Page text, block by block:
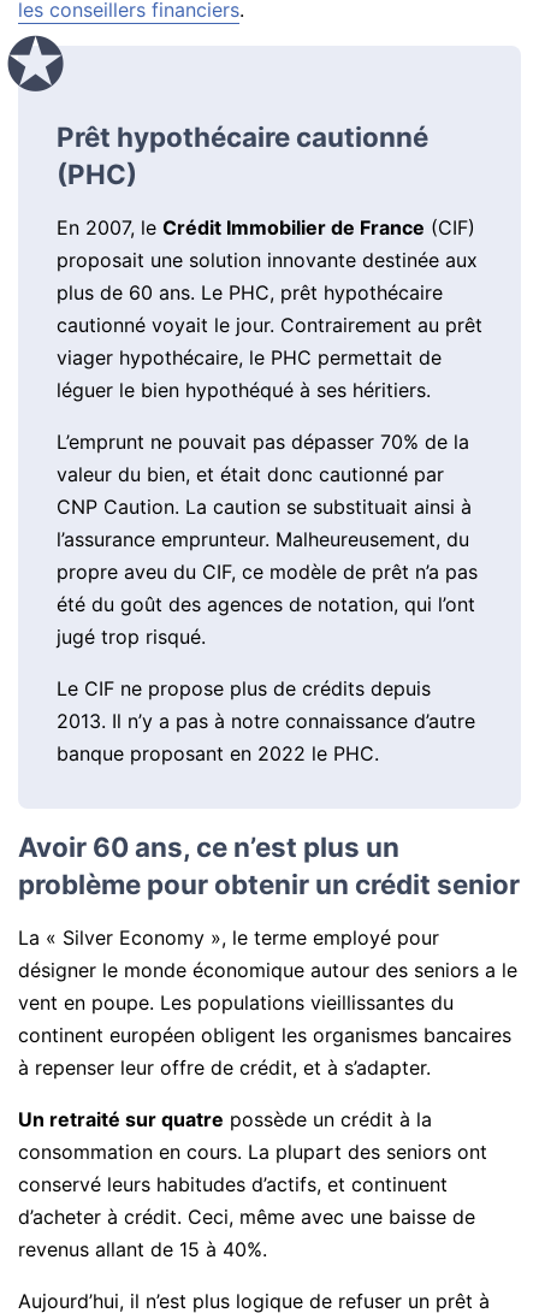
les conseillers financiers.
Prêt hypothécaire cautionné
(PHC)
En 2007, le Crédit Immobilier de France (CIF)
proposait une solution innovante destinée aux
plus de 60 ans. Le PHC, prêt hypothécaire
cautionné voyait le jour. Contrairement au prêt
viager hypothécaire, le PHC permettait de
léguer le bien hypothéqué à ses héritiers.
L’emprunt ne pouvait pas dépasser 70% de la
valeur du bien, et était donc cautionné par
CNP Caution. La caution se substituait ainsi à
l’assurance emprunteur. Malheureusement, du
propre aveu du CIF, ce modèle de prêt n’a pas
été du goût des agences de notation, qui l’ont
jugé trop risqué.
Le CIF ne propose plus de crédits depuis
2013. Il n’y a pas à notre connaissance d’autre
banque proposant en 2022 le PHC.
Avoir 60 ans, ce n’est plus un
problème pour obtenir un crédit senior
La « Silver Economy », le terme employé pour
désigner le monde économique autour des seniors a le
vent en poupe. Les populations vieillissantes du
continent européen obligent les organismes bancaires
à repenser leur offre de crédit, et à s’adapter.
Un retraité sur quatre possède un crédit à la
consommation en cours. La plupart des seniors ont
conservé leurs habitudes d’actifs, et continuent
d’acheter à crédit. Ceci, même avec une baisse de
revenus allant de 15 à 40%.
Aujourd’hui, il n’est plus logique de refuser un prêt à